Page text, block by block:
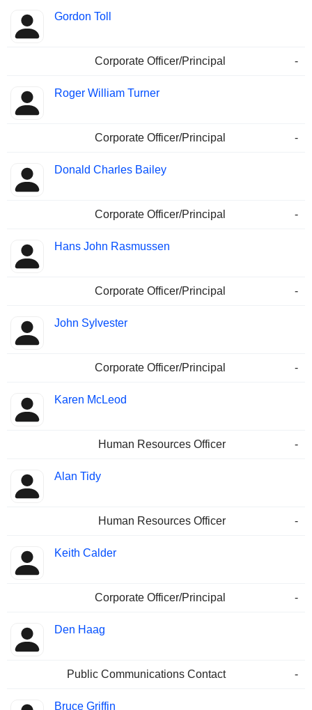
Gordon Toll
Corporate Officer/Principal -
Roger William Turner
Corporate Officer/Principal -
Donald Charles Bailey
Corporate Officer/Principal -
Hans John Rasmussen
Corporate Officer/Principal -
John Sylvester
Corporate Officer/Principal -
Karen McLeod
Human Resources Officer -
Alan Tidy
Human Resources Officer -
Keith Calder
Corporate Officer/Principal -
Den Haag
Public Communications Contact -
Bruce Griffin